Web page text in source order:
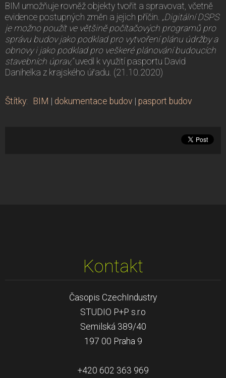
BIM umožňuje rovněž objekty tvořit a spravovat, včetně
evidence postupných změn a jejich příčin. „Digitální DSPS
je možno použít ve většině počítačových programů pro
správu budov jako podklad pro vytvoření plánu údržby a
obnovy i jako podklad pro veškeré plánování budoucích
stavebních úprav,“uvedl k využití pasportu David
Danihelka z krajského úřadu. (21.10.2020)
Štítky: BIM | dokumentace budov | pasport budov
Kontakt
Časopis CzechIndustry
STUDIO P+P s.r.o
Semilská 389/40
197 00 Praha 9
+420 602 363 969